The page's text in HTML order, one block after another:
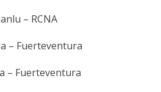
– RCNA
– Fuerteventura
– Fuerteventura